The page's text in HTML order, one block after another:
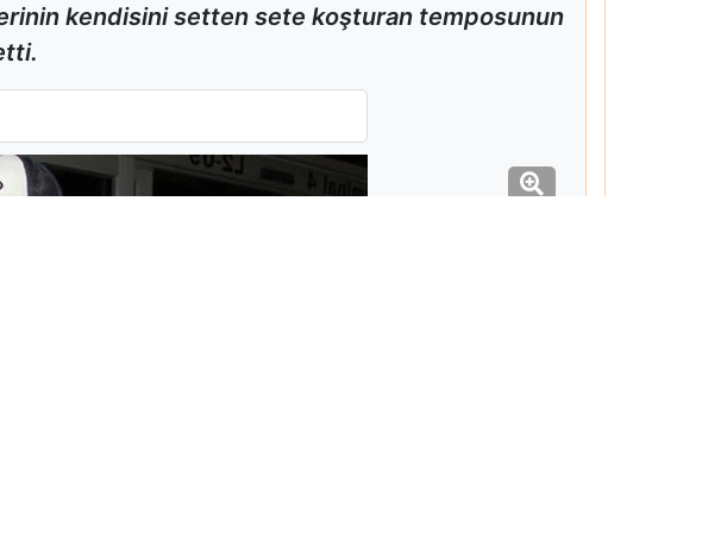
kendisini setten sete koşturan temposunun